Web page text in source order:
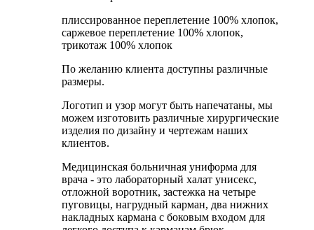
плиссированное переплетение 100% хлопок,
саржевое переплетение 100% хлопок,
трикотаж 100% хлопок
По желанию клиента доступны различные
размеры.
Логотип и узор могут быть напечатаны, мы
можем изготовить различные хирургические
изделия по дизайну и чертежам наших
клиентов.
Медицинская больничная униформа для
врача - это лабораторный халат унисекс,
отложной воротник, застежка на четыре
пуговицы, нагрудный карман, два нижних
накладных кармана с боковым входом для